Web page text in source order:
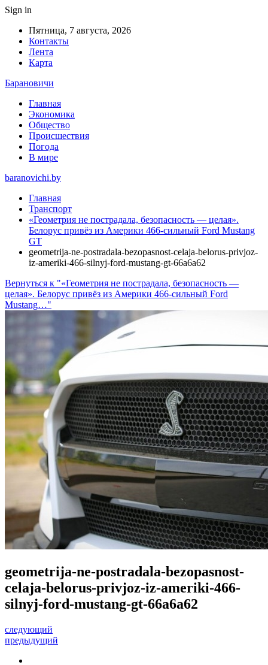
Sign in
Пятница, 7 августа, 2026
Контакты
Лента
Карта
Барановичи
Главная
Экономика
Общество
Происшествия
Погода
В мире
baranovichi.by
Главная
Транспорт
«Геометрия не пострадала, безопасность — целая».
Белорус привёз из Америки 466-сильный Ford Mustang
GT
geometrija-ne-postradala-bezopasnost-celaja-belorus-privjoz-
iz-ameriki-466-silnyj-ford-mustang-gt-66a6a62
Вернуться к "«Геометрия не пострадала, безопасность —
целая». Белорус привёз из Америки 466-сильный Ford
Mustang…"
geometrija-ne-postradala-bezopasnost-
celaja-belorus-privjoz-iz-ameriki-466-
silnyj-ford-mustang-gt-66a6a62
следующий
предыдущий